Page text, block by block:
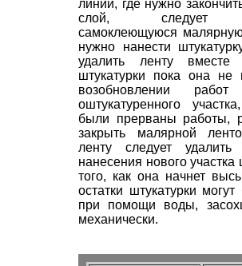
линии, где нужно
слой, следует
самоклеющуюся
нужно нанести
удалить ленту вместе
штукатурки пока она не
возобновлении
оштукатуренного
были прерваны работы,
закрыть малярной
ленту следует
нанесения нового участка
того, как она начнет
остатки штукатурки
при помощи воды,
механически.